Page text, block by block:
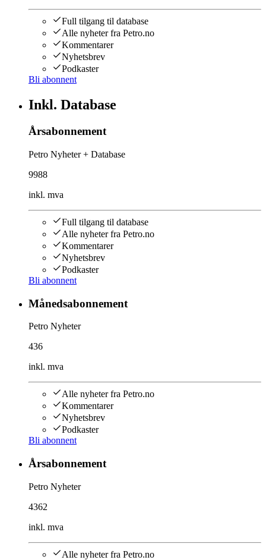
Full tilgang til database
Alle nyheter fra Petro.no
Kommentarer
Nyhetsbrev
Podkaster
Bli abonnent
Inkl. Database
Årsabonnement
Petro Nyheter + Database
9988
inkl. mva
Full tilgang til database
Alle nyheter fra Petro.no
Kommentarer
Nyhetsbrev
Podkaster
Bli abonnent
Månedsabonnement
Petro Nyheter
436
inkl. mva
Alle nyheter fra Petro.no
Kommentarer
Nyhetsbrev
Podkaster
Bli abonnent
Årsabonnement
Petro Nyheter
4362
inkl. mva
Alle nyheter fra Petro.no